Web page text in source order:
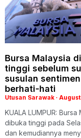
Bursa Malaysia
tinggi sebelum
susulan sentimen
berhati-hati
Utusan Sarawak
KUALA LUMPUR: Bursa
dibuka tinggi pada
dan kemudiannya